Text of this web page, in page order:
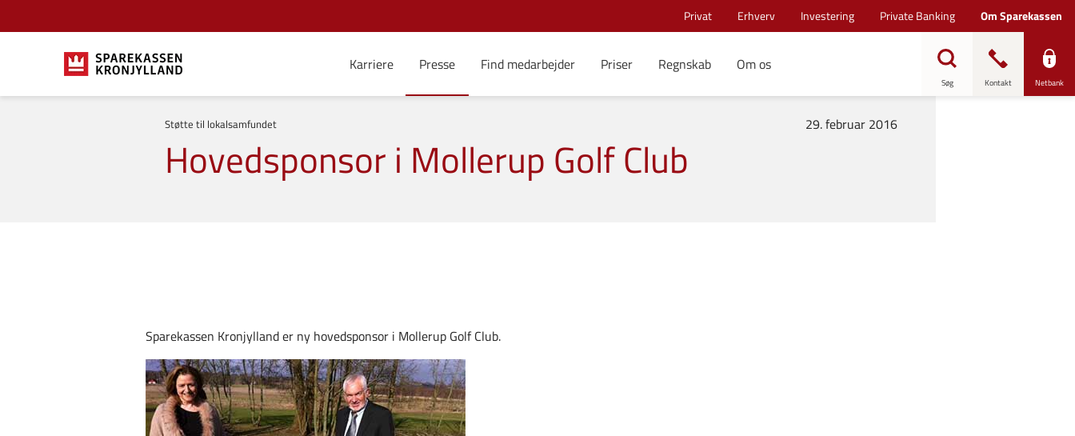
Privat Erhverv Investering Private Banking Om Sparekassen
Karriere Presse Find medarbejder Priser Regnskab Om os
Søg Kontakt Netbank
Støtte til lokalsamfundet
Hovedsponsor i Mollerup Golf Club
29. februar 2016
Sparekassen Kronjylland er ny hovedsponsor i Mollerup Golf Club.